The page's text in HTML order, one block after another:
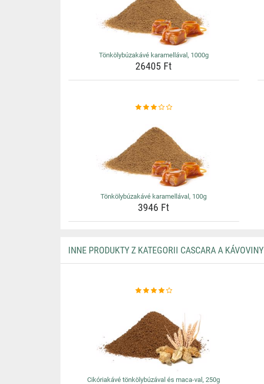
Tönkölybúzakávé karamellával, 1000g
26405 Ft
Tönkölybúzakávé karamellával, 100g
3946 Ft
INNE PRODUKTY Z KATEGORII CASCARA A KÁVOVINY
Cikóriakávé tönkölybúzával és maca-val, 250g